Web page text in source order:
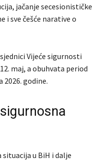
jačanje secesionističke
i sve češće narative o
Vijeće sigurnosti
maj, a obuhvata period
2026. godine.
u BiH i dalje